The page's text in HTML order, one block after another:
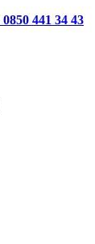
0850 441 34 43